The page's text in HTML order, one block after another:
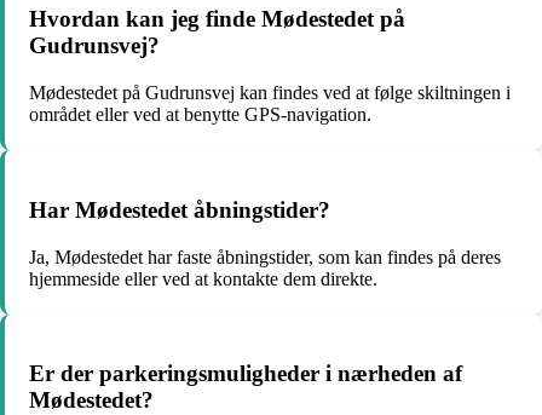
Hvordan kan jeg finde Mødestedet på
Gudrunsvej?
Mødestedet på Gudrunsvej kan findes ved at følge skiltningen i
området eller ved at benytte GPS-navigation.
Har Mødestedet åbningstider?
Ja, Mødestedet har faste åbningstider, som kan findes på deres
hjemmeside eller ved at kontakte dem direkte.
Er der parkeringsmuligheder i nærheden af
Mødestedet?